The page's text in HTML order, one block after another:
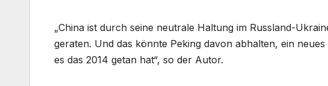
„China ist durch seine neutrale Haltung im Russland-
geraten. Und das könnte Peking davon abhalten, ein
es das 2014 getan hat“, so der Autor.